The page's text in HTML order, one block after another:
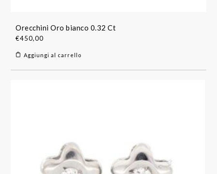
Orecchini Oro bianco 0.32 Ct
€450,00
Aggiungi al carrello